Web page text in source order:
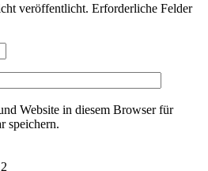
veröffentlicht. Erforderliche Felder
Website in diesem Browser für
speichern.